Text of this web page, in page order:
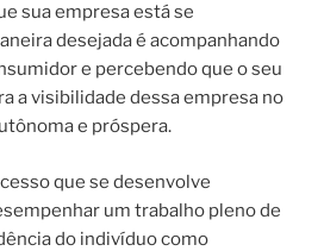
sua empresa está se
desejada é acompanhando
e percebendo que o seu
a visibilidade dessa empresa no
e próspera.
que se desenvolve
um trabalho pleno de
do indivíduo como